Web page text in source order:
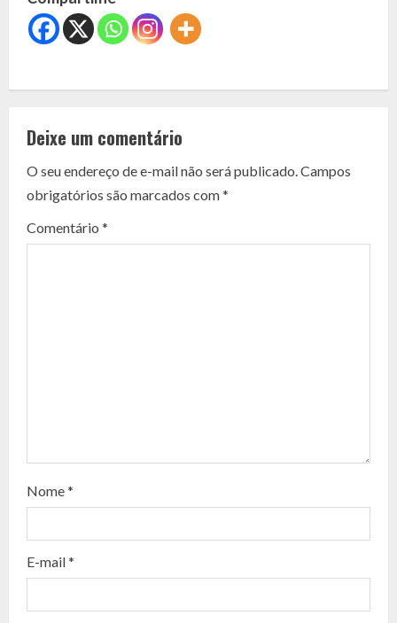
C
n
t
i
a
d
n
g
Deixe um comentário
O seu endereço de e-mail não será publicado.Campos
obrigatórios são marcados com*
Comentário *
Nome*
E-mail*